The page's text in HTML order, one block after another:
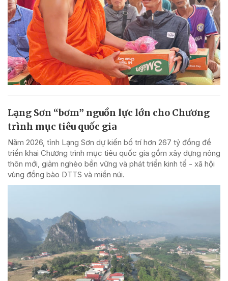
Lạng Sơn “bơm” nguồn lực lớn cho Chương
trình mục tiêu quốc gia
Năm 2026, tỉnh Lạng Sơn dự kiến bố trí hơn 267 tỷ đồng để
triển khai Chương trình mục tiêu quốc gia gồm xây dựng nông
thôn mới, giảm nghèo bền vững và phát triển kinh tế - xã hội
vùng đồng bào DTTS và miền núi.